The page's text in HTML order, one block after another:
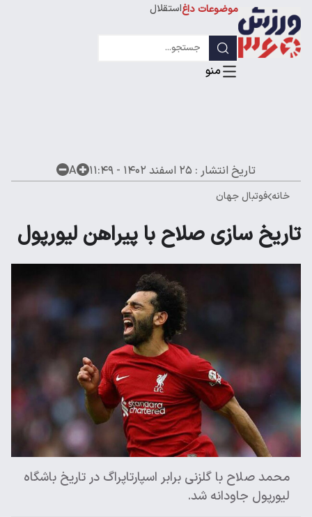
موضوعات داغاستقلال
تاریخ انتشار : ۲۵ اسفند ۱۴۰۲ - ۱۱:۴۹ A
خانه فوتبال جهان
تاریخ سازی صلاح با پیراهن لیورپول
محمد صلاح با گلزنی برابر اسپارتاپراگ در تاریخ باشگاه
لیورپول جاودانه شد.